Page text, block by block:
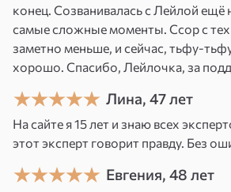
конец. Созванивалась с Лейлой ещё
самые сложные моменты. Ссор с тех
заметно меньше, и сейчас, тьфу-
хорошо. Спасибо, Лейлочка, за
Лина, 47 лет
На сайте я 15 лет и знаю всех
этот эксперт говорит правду. Без
Евгения, 48 лет